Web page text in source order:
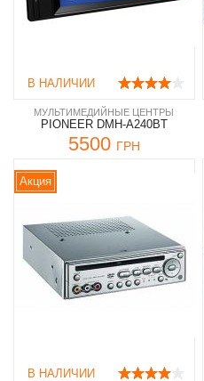
В НАЛИЧИИ
МУЛЬТИМЕДИЙНЫЕ ЦЕНТРЫ
PIONEER DMH-A240BT
5500 ГРН
Акция
В НАЛИЧИИ